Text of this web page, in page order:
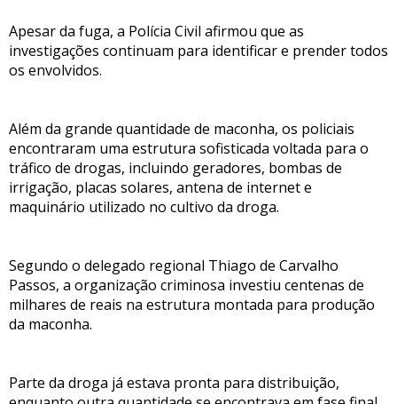
Apesar da fuga, a Polícia Civil afirmou que as
investigações continuam para identificar e prender todos
os envolvidos.
Além da grande quantidade de maconha, os policiais
encontraram uma estrutura sofisticada voltada para o
tráfico de drogas, incluindo geradores, bombas de
irrigação, placas solares, antena de internet e
maquinário utilizado no cultivo da droga.
Segundo o delegado regional Thiago de Carvalho
Passos, a organização criminosa investiu centenas de
milhares de reais na estrutura montada para produção
da maconha.
Parte da droga já estava pronta para distribuição,